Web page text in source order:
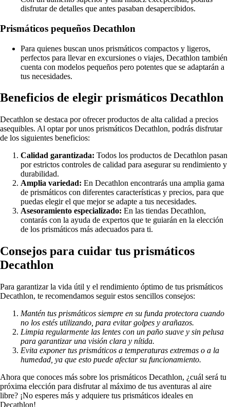
disfrutar de detalles que antes pasaban desapercibidos.
Prismáticos pequeños Decathlon
Para quienes buscan unos prismáticos compactos y ligeros,
perfectos para llevar en excursiones o viajes, Decathlon también
cuenta con modelos pequeños pero potentes que se adaptarán a
tus necesidades.
Beneficios de elegir prismáticos Decathlon
Decathlon se destaca por ofrecer productos de alta calidad a precios
asequibles. Al optar por unos prismáticos Decathlon, podrás disfrutar
de los siguientes beneficios:
Calidad garantizada: Todos los productos de Decathlon pasan
por estrictos controles de calidad para asegurar su rendimiento y
durabilidad.
Amplia variedad: En Decathlon encontrarás una amplia gama
de prismáticos con diferentes características y precios, para que
puedas elegir el que mejor se adapte a tus necesidades.
Asesoramiento especializado: En las tiendas Decathlon,
contarás con la ayuda de expertos que te guiarán en la elección
de los prismáticos más adecuados para ti.
Consejos para cuidar tus prismáticos
Decathlon
Para garantizar la vida útil y el rendimiento óptimo de tus prismáticos
Decathlon, te recomendamos seguir estos sencillos consejos:
Mantén tus prismáticos siempre en su funda protectora cuando
no los estés utilizando, para evitar golpes y arañazos.
Limpia regularmente las lentes con un paño suave y sin pelusa
para garantizar una visión clara y nítida.
Evita exponer tus prismáticos a temperaturas extremas o a la
humedad, ya que esto puede afectar su funcionamiento.
Ahora que conoces más sobre los prismáticos Decathlon, ¿cuál será tu
próxima elección para disfrutar al máximo de tus aventuras al aire
libre? ¡No esperes más y adquiere tus prismáticos ideales en
Decathlon!